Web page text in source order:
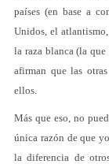
países (en base a
Unidos, el
la raza blanca (la
afirman que las
ellos.
Más que eso, no
única razón de que
la diferencia de